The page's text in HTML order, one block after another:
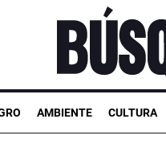
AMBIENTE CULTURA